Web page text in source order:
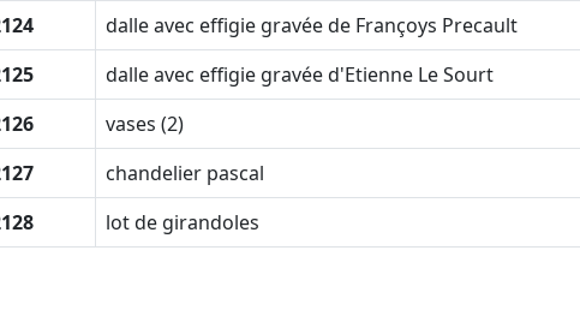
dalle avec effigie gravée de Françoys Precault
dalle avec effigie gravée d'Etienne Le Sourt
vases (2)
chandelier pascal
lot de girandoles